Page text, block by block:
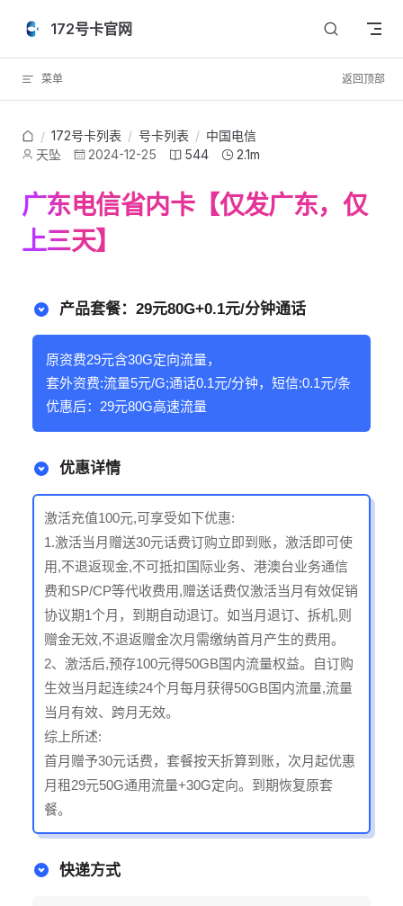
Skip to content
172号卡官网
菜单 返回顶部
/ 172号卡列表 / 号卡列表 / 中国电信
天坠
2024-12-25 544 2.1m
广东电信省内卡【仅发广东，仅
上三天】
产品套餐：29元80G+0.1元/分钟通话
原资费29元含30G定向流量，
套外资费:流量5元/G;通话0.1元/分钟，短信:0.1元/条
优惠后：29元80G高速流量
优惠详情
激活充值100元,可享受如下优惠:
1.激活当月赠送30元话费订购立即到账，激活即可使
用,不退返现金,不可抵扣国际业务、港澳台业务通信
费和SP/CP等代收费用,赠送话费仅激活当月有效促销
协议期1个月，到期自动退订。如当月退订、拆机,则
赠金无效,不退返赠金次月需缴纳首月产生的费用。
2、激活后,预存100元得50GB国内流量权益。自订购
生效当月起连续24个月每月获得50GB国内流量,流量
当月有效、跨月无效。
综上所述:
首月赠予30元话费，套餐按天折算到账，次月起优惠
月租29元50G通用流量+30G定向。到期恢复原套
餐。
快递方式